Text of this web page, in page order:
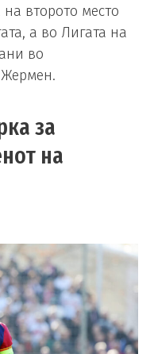
второто место
а во Лигата на
во
за
на